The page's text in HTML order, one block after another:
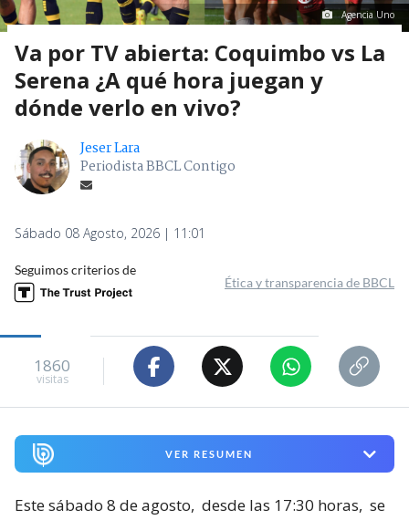
Agencia Uno
Va por TV abierta: Coquimbo vs La
Serena ¿A qué hora juegan y
dónde verlo en vivo?
Jeser Lara
Periodista BBCL Contigo
Sábado 08 Agosto, 2026 | 11:01
Seguimos criterios de
Ética y transparencia de BBCL
1860
visitas
VER RESUMEN
Este sábado 8 de agosto, desde las 17:30 horas, se